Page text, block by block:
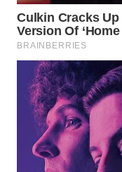
NEWS
WAHANA
TANI
WAHANA
ADVOKAT
WAHANA